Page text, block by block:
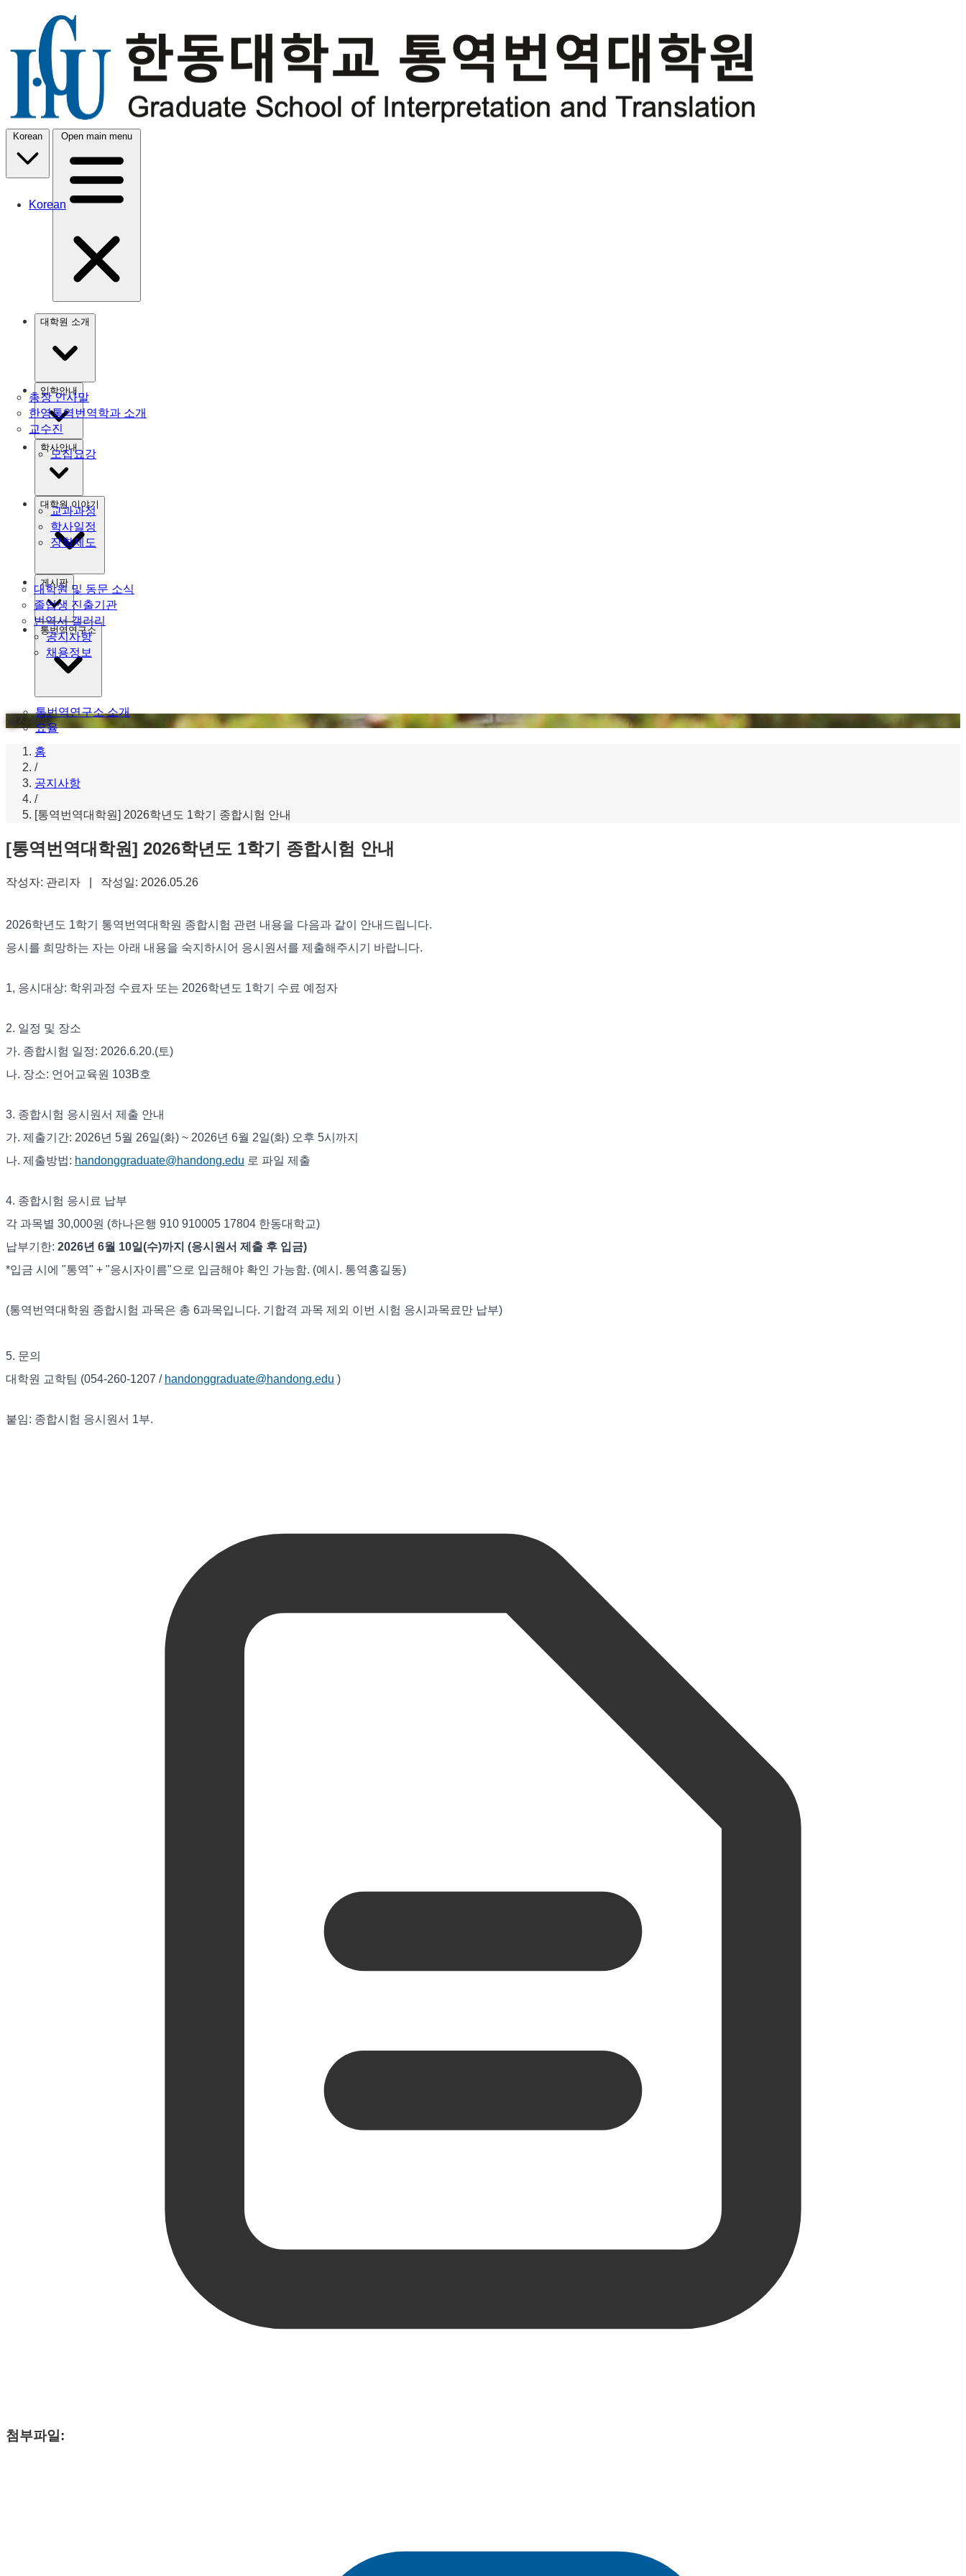
Korean
Korean
Open main menu
대학원 소개
총장 인사말
한영통역번역학과 소개
교수진
입학안내
모집요강
학사안내
교과과정
학사일정
장학제도
대학원 이야기
대학원 및 동문 소식
졸업생 진출기관
번역서 갤러리
게시판
공지사항
채용정보
통번역연구소
통번역연구소 소개
요율
공지사항
홈
/
공지사항
/
[통역번역대학원] 2026학년도 1학기 종합시험 안내
[통역번역대학원] 2026학년도 1학기 종합시험 안내
작성자: 관리자 | 작성일: 2026.05.26
2026학년도 1학기 통역번역대학원 종합시험 관련 내용을 다음과 같이 안내드립니다.
응시를 희망하는 자는 아래 내용을 숙지하시어 응시원서를 제출해주시기 바랍니다.
1, 응시대상: 학위과정 수료자 또는 2026학년도 1학기 수료 예정자
2. 일정 및 장소
가. 종합시험 일정: 2026.6.20.(토)
나. 장소: 언어교육원 103B호
3. 종합시험 응시원서 제출 안내
가. 제출기간: 2026년 5월 26일(화) ~ 2026년 6월 2일(화) 오후 5시까지
나. 제출방법: handonggraduate@handong.edu 로 파일 제출
4. 종합시험 응시료 납부
각 과목별 30,000원 (하나은행 910 910005 17804 한동대학교)
납부기한: 2026년 6월 10일(수)까지 (응시원서 제출 후 입금)
*입금 시에 "통역" + "응시자이름"으로 입금해야 확인 가능함. (예시. 통역홍길동)
(통역번역대학원 종합시험 과목은 총 6과목입니다. 기합격 과목 제외 이번 시험 응시과목료만 납부)
5. 문의
대학원 교학팀 (054-260-1207 / handonggraduate@handong.edu )
붙임: 종합시험 응시원서 1부.
첨부파일: